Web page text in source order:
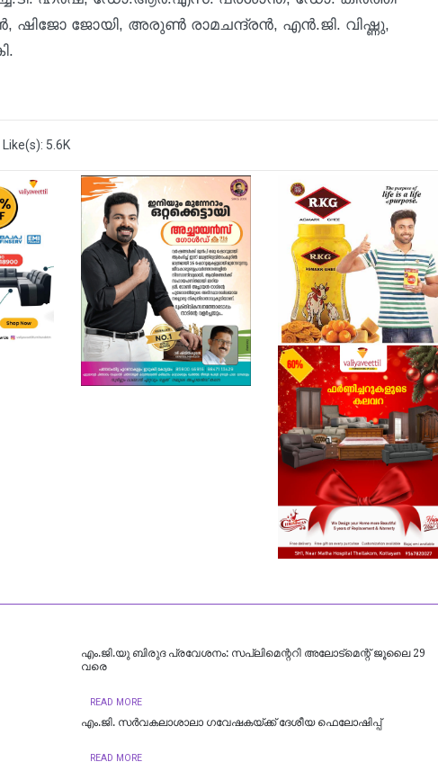
ഷിജോ ജോയി, അരുണ്‍ രാമചന്ദ്രന്‍, എന്‍.ജി. വിഷ്ണു,
Like(s): 5.6K
എം.ജി.യു ബിരുദ പ്രവേശനം: സപ്ലിമെന്ററി അലോട്മെന്റ് ജൂലൈ 29
വരെ
READ MORE
എം.ജി. സര്‍വകലാശാലാ ഗവേഷകയ്ക്ക് ദേശീയ ഫെലോഷിപ്പ്
READ MORE